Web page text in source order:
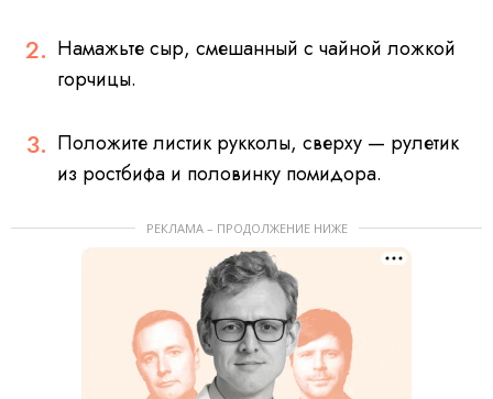
Намажьте сыр, смешанный с чайной ложкой
горчицы.
Положите листик рукколы, сверху — рулетик
из ростбифа и половинку помидора.
РЕКЛАМА – ПРОДОЛЖЕНИЕ НИЖЕ